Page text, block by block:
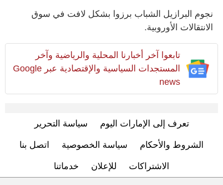
نجوم البرازيل الشباب برزوا بشكل لافت في سوق
الانتقالات الأوروبية.
تابعوا آخر أخبارنا المحلية والرياضية وآخر
المستجدات السياسية والإقتصادية عبر Google
news
مواد ذات علاقة
موسكو لضم مالكوم